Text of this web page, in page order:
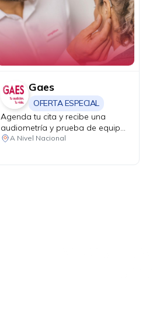
Gaes
OFERTA ESPECIAL
Agenda tu cita y recibe una
audiometría y prueba de equipos
auditivos sin costo, más 20% de
A Nivel Nacional